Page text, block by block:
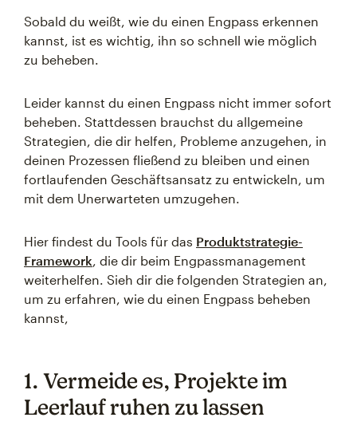
Sobald du weißt, wie du einen Engpass erkennen
kannst, ist es wichtig, ihn so schnell wie möglich
zu beheben.
Leider kannst du einen Engpass nicht immer sofort
beheben. Stattdessen brauchst du allgemeine
Strategien, die dir helfen, Probleme anzugehen, in
deinen Prozessen fließend zu bleiben und einen
fortlaufenden Geschäftsansatz zu entwickeln, um
mit dem Unerwarteten umzugehen.
Hier findest du Tools für das Produktstrategie-
Framework, die dir beim Engpassmanagement
weiterhelfen. Sieh dir die folgenden Strategien an,
um zu erfahren, wie du einen Engpass beheben
kannst,
1. Vermeide es, Projekte im
Leerlauf ruhen zu lassen